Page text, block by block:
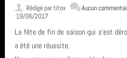
Rédigé partitox Aucun
19/06/2017
La fête de fin de saison qui s'est
a été une réussite.